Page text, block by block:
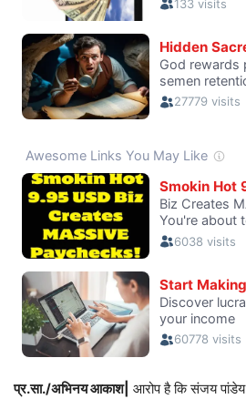
प्र.सा./अभिनय आकाश| आरोप है कि संजय